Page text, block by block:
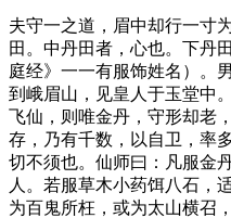
夫守一之道，眉中却行一寸
田。中丹田者，心也。下丹
庭经》一一有服饰姓名）。
到峨眉山，见皇人于玉堂中
飞仙，则唯金丹，守形却老
存，乃有千数，以自卫，率
切不须也。仙师曰：凡服金
人。若服草木小药饵八石，
为百鬼所枉，或为太山横召